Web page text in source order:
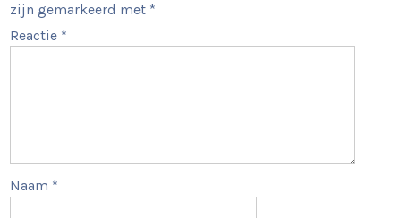
zijn gemarkeerd met *
Reactie *
Naam *